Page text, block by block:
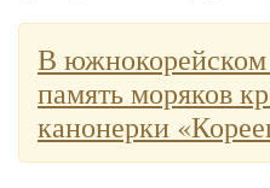
В
память моряков
канонерки